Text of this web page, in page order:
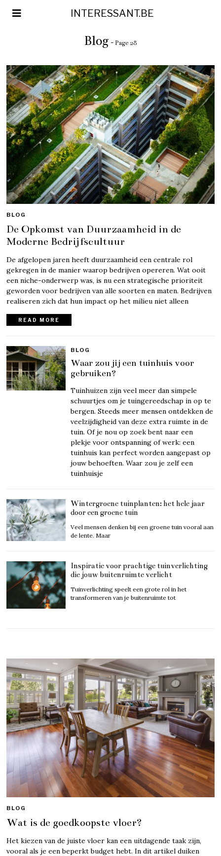
INTERESSANT.BE
Blog - Page 28
BLOG
De Opkomst van Duurzaamheid in de
Moderne Bedrijfscultuur
De afgelopen jaren heeft duurzaamheid een centrale rol
gekregen in de manier waarop bedrijven opereren. Wat ooit
een niche-onderwerp was, is nu een strategische prioriteit
geworden voor bedrijven van alle soorten en maten. Bedrijven
realiseren zich dat hun impact op het milieu niet alleen
READ MORE
BLOG
Waar zou jij een tuinhuis voor
gebruiken?
Tuinhuizen zijn veel meer dan simpele
schuurtjes om je tuingereedschap in op te
bergen. Steeds meer mensen ontdekken de
veelzijdigheid van deze extra ruimte in de
tuin. Of je nou op zoek bent naar een
plekje voor ontspanning of werk: een
tuinhuis kan perfect worden aangepast op
jouw behoeften. Waar zou je zelf een
tuinhuisje
Wintergroene tuinplanten: het hele jaar
door een groene tuin
Veel mensen denken bij een groene tuin vooral aan
de lente. Maar
Inspiratie voor prachtige tuinverlichting
die jouw buitenruimte verlicht
Tuinverlichting speelt een grote rol in het
transformeren van je buitenruimte tot
BLOG
Wat is de goedkoopste vloer?
Het kiezen van de juiste vloer kan een uitdagende taak zijn,
vooral als je een beperkt budget hebt. In dit artikel duiken